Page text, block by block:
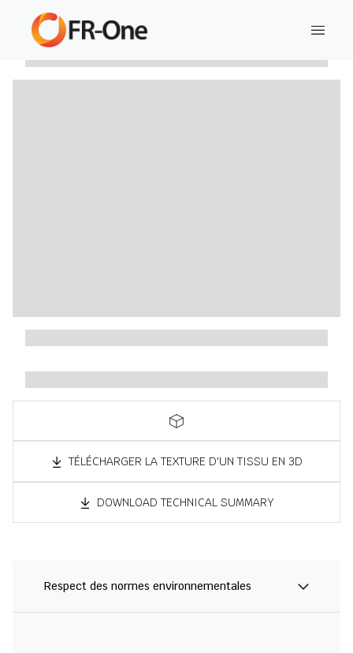
TÉLÉCHARGER LA TEXTURE D'UN TISSU EN 3D
DOWNLOAD TECHNICAL SUMMARY
Respect des normes environnementales